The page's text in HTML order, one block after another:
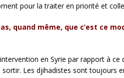
pour la traiter en priorité et
quand même, que c’est ce
en Syrie par rapport à ce
Les djihadistes sont toujours